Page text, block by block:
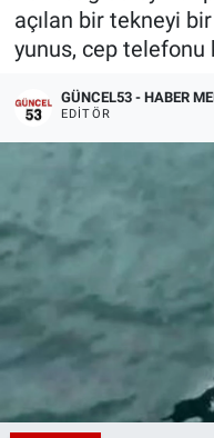
açılan bir tekneyi
yunus, cep telefonu
GÜNCEL53 - HABER
EDITÖR